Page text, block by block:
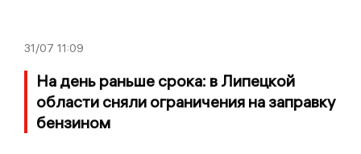
31/07 11:09
На день раньше срока: в Липецкой
области сняли ограничения на заправку
бензином